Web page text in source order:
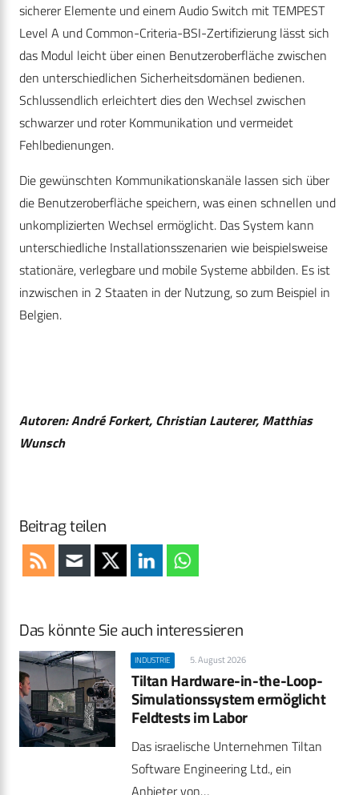
sicherer Elemente und einem Audio Switch mit TEMPEST
Level A und Common-Criteria-BSI-Zertifizierung lässt sich
das Modul leicht über einen Benutzeroberfläche zwischen
den unterschiedlichen Sicherheitsdomänen bedienen.
Schlussendlich erleichtert dies den Wechsel zwischen
schwarzer und roter Kommunikation und vermeidet
Fehlbedienungen.
Die gewünschten Kommunikationskanäle lassen sich über
die Benutzeroberfläche speichern, was einen schnellen und
unkomplizierten Wechsel ermöglicht. Das System kann
unterschiedliche Installationsszenarien wie beispielsweise
stationäre, verlegbare und mobile Systeme abbilden. Es ist
inzwischen in 2 Staaten in der Nutzung, so zum Beispiel in
Belgien.
Autoren: André Forkert, Christian Lauterer, Matthias
Wunsch
Beitrag teilen
Das könnte Sie auch interessieren
INDUSTRIE 5. August 2026
Tiltan Hardware-in-the-Loop-
Simulationssystem ermöglicht
Feldtests im Labor
Das israelische Unternehmen Tiltan
Software Engineering Ltd., ein
Anbieter von…